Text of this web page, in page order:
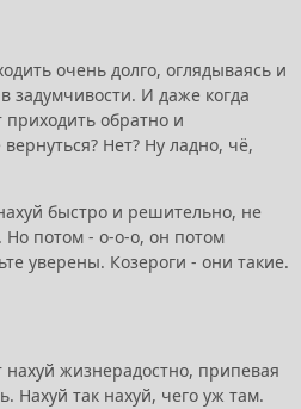
очень долго, оглядываясь и
задумчивости. И даже когда
приходить обратно и
Нет? Ну ладно, чё,
быстро и решительно, не
Но потом - о-о-о, он потом
уверены. Козероги - они такие.
нахуй жизнерадостно, припевая
Нахуй так нахуй, чего уж там.